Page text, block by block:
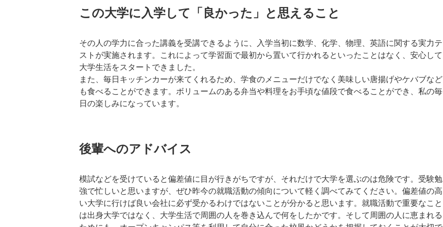
この大学に入学して「良かった」と思えること
その人の学力に合った講義を受講できるように、入学当初に数学、化学、物理、英語に関する実力テ
ストが実施されます。これによって学習面で最初から置いて行かれるといったことはなく、安心して
大学生活をスタートできました。
また、毎日キッチンカーが来てくれるため、学食のメニューだけでなく美味しい唐揚げやケバブなど
も食べることができます。ボリュームのある弁当や料理をお手頃な値段で食べることができ、私の毎
日の楽しみになっています。
後輩へのアドバイス
模試などを受けていると偏差値に目が行きがちですが、それだけで大学を選ぶのは危険です。受験勉
強で忙しいと思いますが、ぜひ昨今の就職活動の傾向について軽く調べてみてください。偏差値の高
い大学に行けば良い会社に必ず受かるわけではないことが分かると思います。就職活動で重要なこと
は出身大学ではなく、大学生活で周囲の人を巻き込んで何をしたかです。そして周囲の人に恵まれる